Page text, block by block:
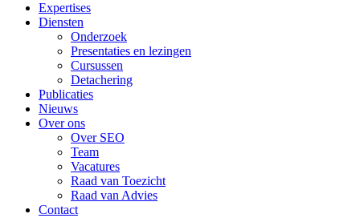
Expertises
Diensten
Onderzoek
Presentaties en lezingen
Cursussen
Detachering
Publicaties
Nieuws
Over ons
Over SEO
Team
Vacatures
Raad van Toezicht
Raad van Advies
Contact